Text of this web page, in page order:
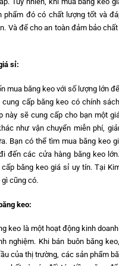
phẩm đó có chất lượng tốt và
Và để cho an toàn đảm bảo
sỉ:
mua băng keo với số lượng lớn
cấp băng keo có chính
này sẽ cung cấp cho bạn một
như vận chuyển miễn phí,
Bạn có thể tìm mua băng keo
đến các cửa hàng băng keo
băng keo giá sỉ uy tín. Tại
cũng có.
keo:
keo là một hoạt động kinh
nghiệm. Khi bán buôn băng
của thị trường, các sản phẩm